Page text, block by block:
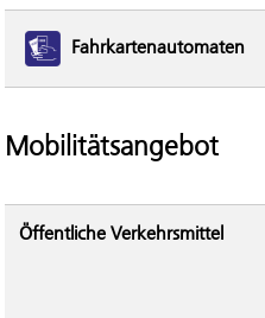
Fahrkarten­automaten
Mobilitätsangebot
Öffentliche Verkehrsmittel